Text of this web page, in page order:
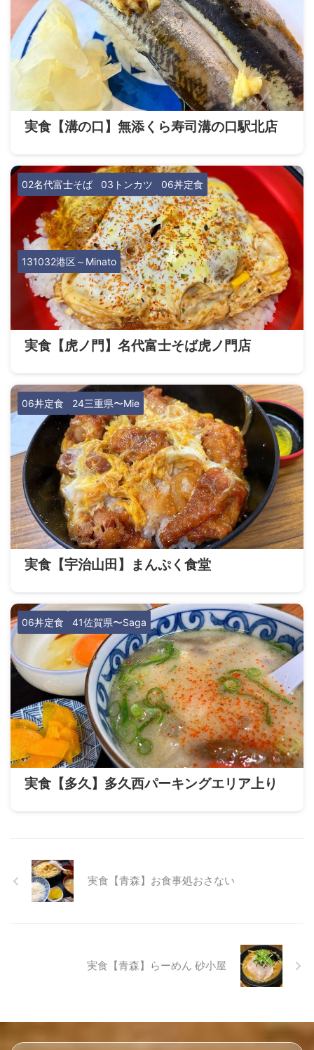
実食【溝の口】無添くら寿司溝の口駅北店
02名代富士そば 03トンカツ 06丼定食
131032港区～Minato
実食【虎ノ門】名代富士そば虎ノ門店
06丼定食 24三重県〜Mie
実食【宇治山田】まんぷく食堂
06丼定食 41佐賀県〜Saga
実食【多久】多久西パーキングエリア上り
実食【青森】お食事処おさない
実食【青森】らーめん 砂小屋